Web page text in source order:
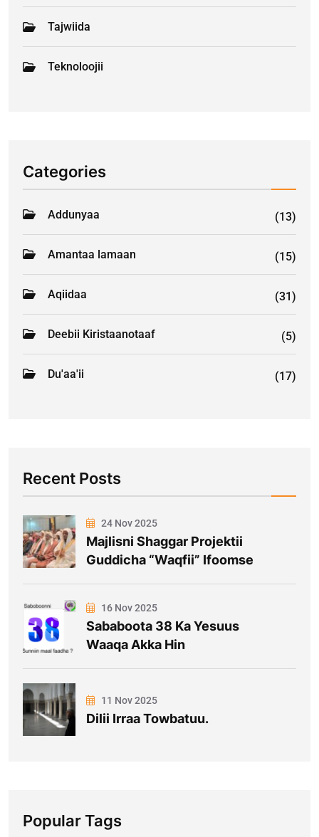
Tajwiida
Teknoloojii
Categories
Addunyaa (13)
Amantaa lamaan (15)
Aqiidaa (31)
Deebii Kiristaanotaaf (5)
Du'aa'ii (17)
Recent Posts
24 Nov 2025
Majlisni Shaggar Projektii
Guddicha “Waqfii” Ifoomse
16 Nov 2025
Sababoota 38 Ka Yesuus
Waaqa Akka Hin
11 Nov 2025
Dilii Irraa Towbatuu.
Popular Tags